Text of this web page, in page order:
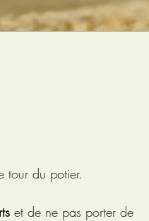
tour du potier.
et de ne pas porter de